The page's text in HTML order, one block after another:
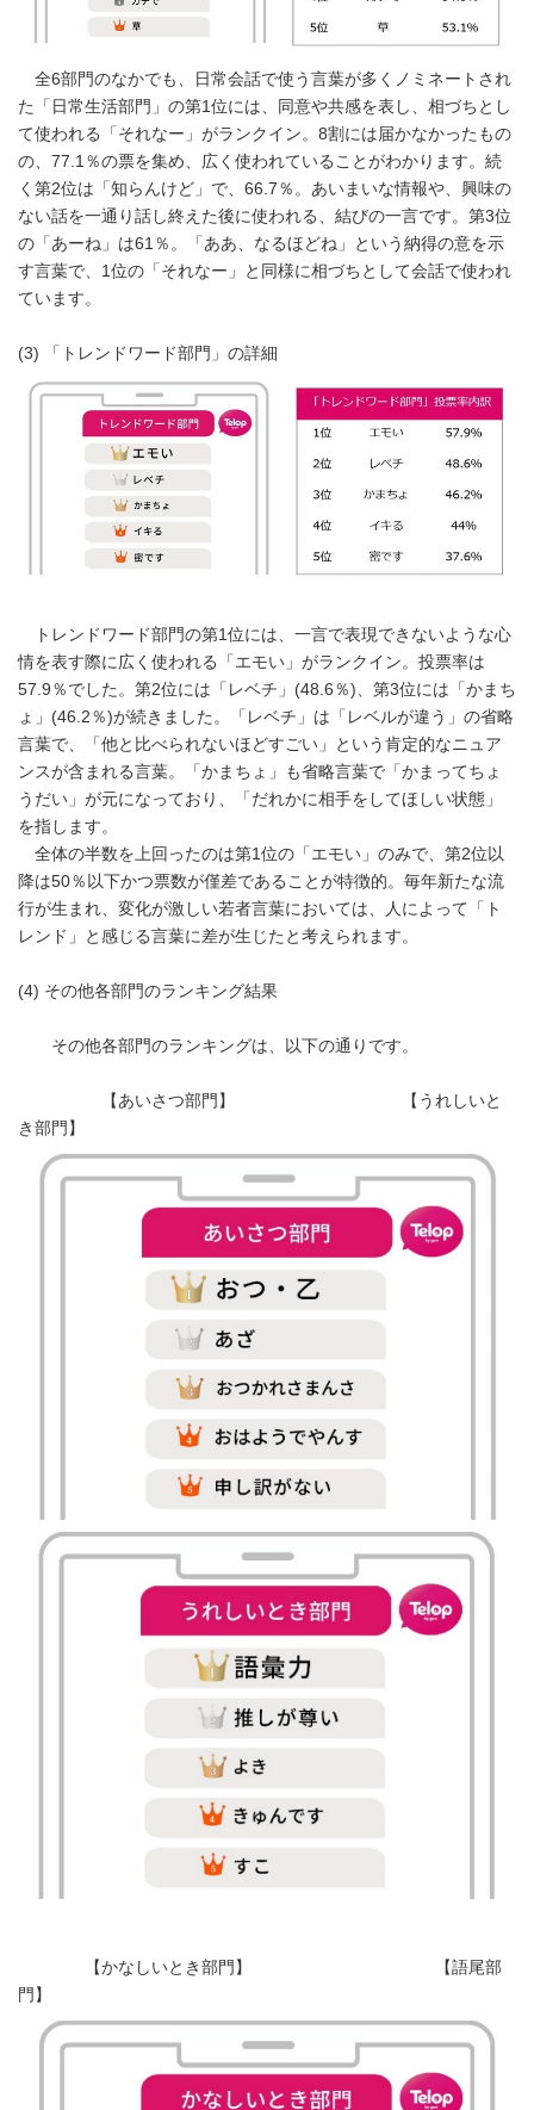
全6部門のなかでも、日常会話で使う言葉が多くノミネートされ
た「日常生活部門」の第1位には、同意や共感を表し、相づちとし
て使われる「それなー」がランクイン。8割には届かなかったもの
の、77.1％の票を集め、広く使われていることがわかります。続
く第2位は「知らんけど」で、66.7％。あいまいな情報や、興味の
ない話を一通り話し終えた後に使われる、結びの一言です。第3位
の「あーね」は61％。「ああ、なるほどね」という納得の意を示
す言葉で、1位の「それなー」と同様に相づちとして会話で使われ
ています。
(3) 「トレンドワード部門」の詳細
トレンドワード部門の第1位には、一言で表現できないような心
情を表す際に広く使われる「エモい」がランクイン。投票率は
57.9％でした。第2位には「レベチ」(48.6％)、第3位には「かまち
ょ」(46.2％)が続きました。「レベチ」は「レベルが違う」の省略
言葉で、「他と比べられないほどすごい」という肯定的なニュア
ンスが含まれる言葉。「かまちょ」も省略言葉で「かまってちょ
うだい」が元になっており、「だれかに相手をしてほしい状態」
を指します。
全体の半数を上回ったのは第1位の「エモい」のみで、第2位以
降は50％以下かつ票数が僅差であることが特徴的。毎年新たな流
行が生まれ、変化が激しい若者言葉においては、人によって「ト
レンド」と感じる言葉に差が生じたと考えられます。
(4) その他各部門のランキング結果
その他各部門のランキングは、以下の通りです。
【あいさつ部門】 【うれしいと
き部門】
【かなしいとき部門】 【語尾部
門】